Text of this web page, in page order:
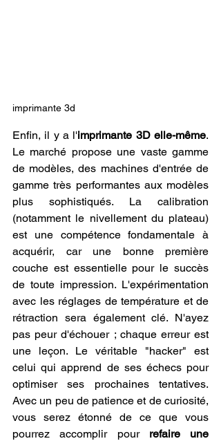
imprimante 3d
Enfin, il y a l'imprimante 3D elle-même.
Le marché propose une vaste gamme
de modèles, des machines d'entrée de
gamme très performantes aux modèles
plus sophistiqués. La calibration
(notamment le nivellement du plateau)
est une compétence fondamentale à
acquérir, car une bonne première
couche est essentielle pour le succès
de toute impression. L'expérimentation
avec les réglages de température et de
rétraction sera également clé. N'ayez
pas peur d'échouer ; chaque erreur est
une leçon. Le véritable "hacker" est
celui qui apprend de ses échecs pour
optimiser ses prochaines tentatives.
Avec un peu de patience et de curiosité,
vous serez étonné de ce que vous
pourrez accomplir pour refaire une